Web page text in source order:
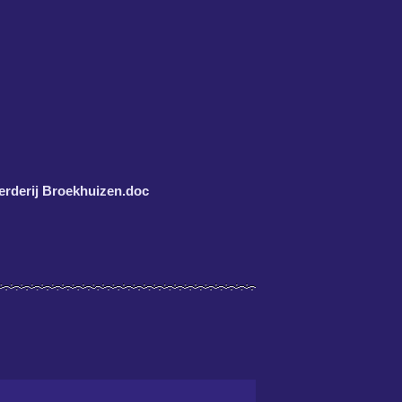
Broekhuizen.doc